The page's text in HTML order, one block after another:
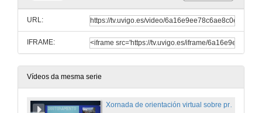
URL:
IFRAME:
Vídeos da mesma serie
Xornada de orientación virtual sobre programas de Doutoramento